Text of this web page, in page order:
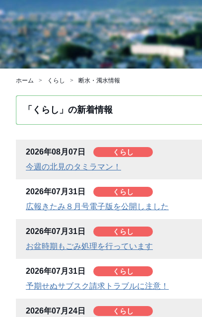
ホーム くらし 断水・濁水情報
「くらし」の新着情報
2026年08月07日 くらし
今週の北見のタミラマン！
2026年07月31日 くらし
広報きたみ８月号電子版を公開しました
2026年07月31日 くらし
お盆時期もごみ処理を行っています
2026年07月31日 くらし
予期せぬサブスク請求トラブルに注意！
2026年07月24日 くらし